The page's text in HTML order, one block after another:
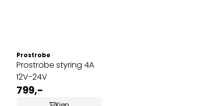
Prostrobe
Prostrobe styring 4A
12V-24V
799,-